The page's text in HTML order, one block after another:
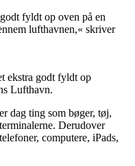
fyldt op oven på en
lufthavnen,« skriver
ekstra godt fyldt op
Lufthavn.
dag ting som bøger, tøj,
Derudover
computere, iPads,